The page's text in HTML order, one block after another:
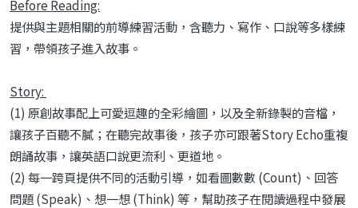
Before Reading:
提供與主題相關的前導練習活動，含聽力、寫作、口說等多樣練
習，帶領孩子進入故事。
Story:
(1) 原創故事配上可愛逗趣的全彩繪圖，以及全新錄製的音檔，
讓孩子百聽不膩；在聽完故事後，孩子亦可跟著Story Echo重複
朗誦故事，讓英語口說更流利、更道地。
(2) 每一跨頁提供不同的活動引導，如看圖數數 (Count)、回答
問題 (Speak)、想一想 (Think) 等，幫助孩子在閱讀過程中發展